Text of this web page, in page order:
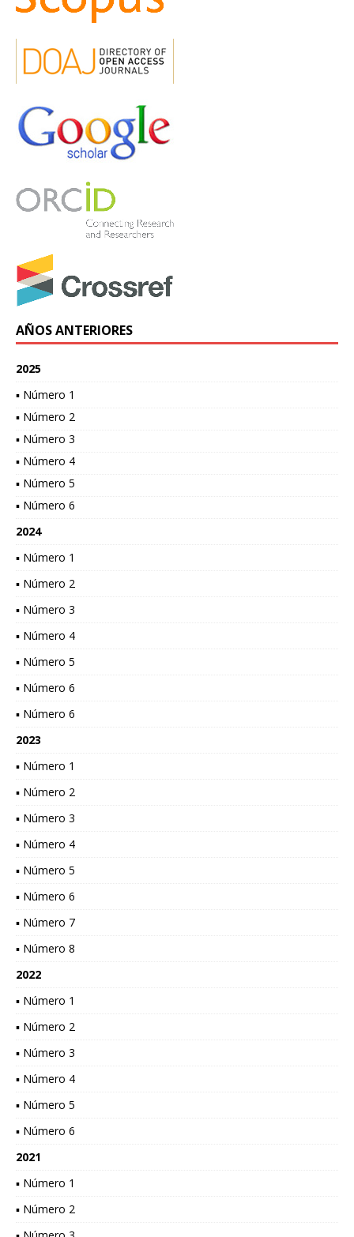
AÑOS ANTERIORES
2025
▪ Número 1
▪ Número 2
▪ Número 3
▪ Número 4
▪ Número 5
▪ Número 6
2024
▪ Número 1
▪ Número 2
▪ Número 3
▪ Número 4
▪ Número 5
▪ Número 6
▪ Número 6
2023
▪ Número 1
▪ Número 2
▪ Número 3
▪ Número 4
▪ Número 5
▪ Número 6
▪ Número 7
▪ Número 8
2022
▪ Número 1
▪ Número 2
▪ Número 3
▪ Número 4
▪ Número 5
▪ Número 6
2021
▪ Número 1
▪ Número 2